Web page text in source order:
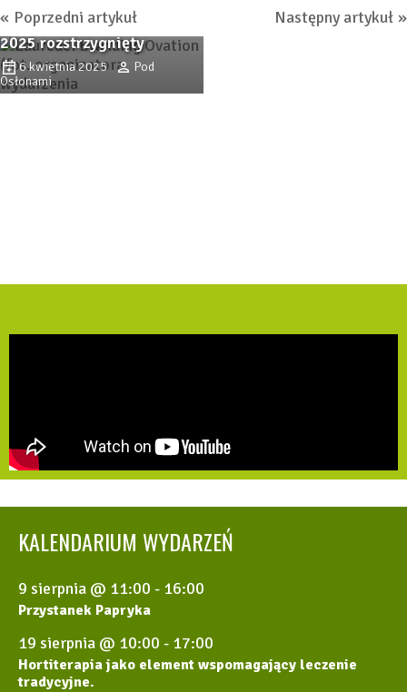
Poprzedni artykuł
Konkurs Branding Ovation
2025 rozstrzygnięty
6 kwietnia 2025
Pod
Osłonami
Następny artykuł
8 kwietnia 2025
Dorota
Łabanowska-Bury
KALENDARIUM WYDARZEŃ
9 sierpnia @ 11:00 - 16:00
Przystanek Papryka
19 sierpnia @ 10:00 - 17:00
Hortiterapia jako element wspomagający leczenie
tradycyjne.